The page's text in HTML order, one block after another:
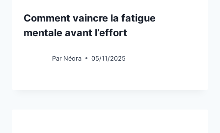
Comment vaincre la fatigue
mentale avant l’effort
Par Néora 05/11/2025